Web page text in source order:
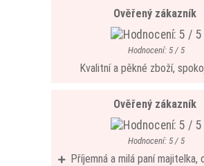
Ověřený zákazník
Hodnocení: 5 / 5
Kvalitní a pěkné zboží,
Ověřený zákazník
Hodnocení: 5 / 5
Příjemná a milá paní majitelka,